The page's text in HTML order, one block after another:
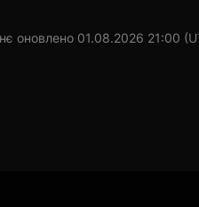
оновлено 01.08.2026 21:00